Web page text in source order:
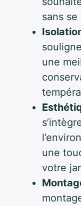
sans se
une
une
votre